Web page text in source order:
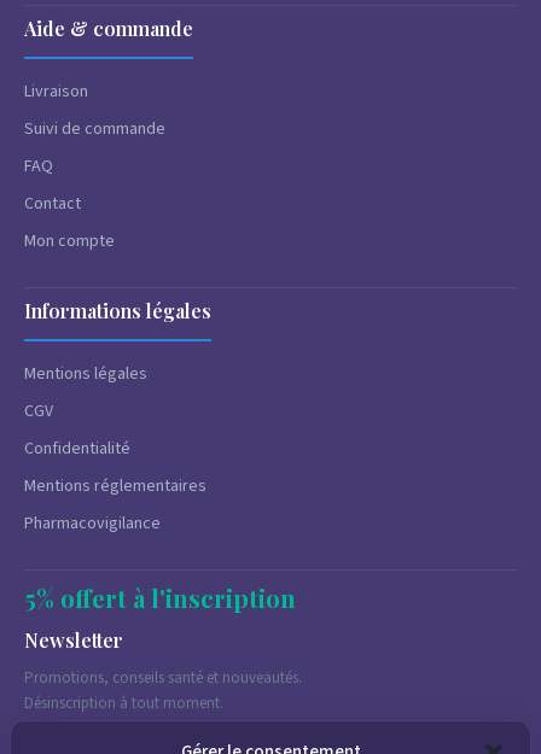
Aide & commande
Livraison
Suivi de commande
FAQ
Contact
Mon compte
Informations légales
Mentions légales
CGV
Confidentialité
Mentions réglementaires
Pharmacovigilance
5% offert à l'inscription
Newsletter
Promotions, conseils santé et nouveautés.
Désinscription à tout moment.